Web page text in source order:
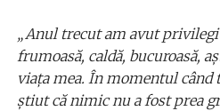
„Anul trecut am avut
frumoasă, caldă, bucuroasă,
viața mea. În momentul
știut că nimic nu a fost prea